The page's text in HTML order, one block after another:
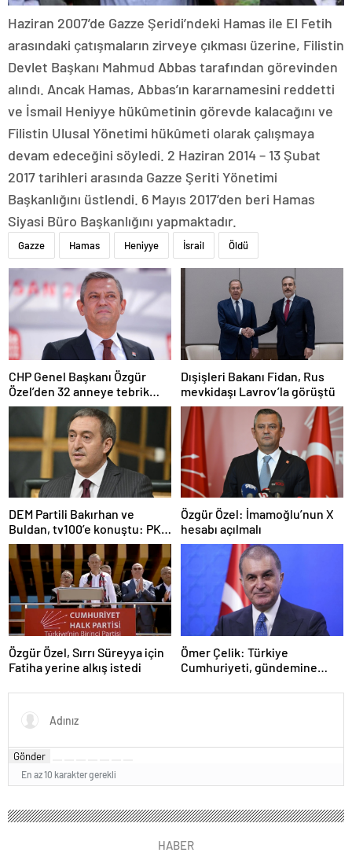
Haziran 2007’de Gazze Şeridi’ndeki Hamas ile El Fetih
arasındaki çatışmaların zirveye çıkması üzerine, Filistin
Devlet Başkanı Mahmud Abbas tarafından görevinden
alındı. Ancak Hamas, Abbas’ın kararnamesini reddetti
ve İsmail Heniyye hükûmetinin görevde kalacağını ve
Filistin Ulusal Yönetimi hükûmeti olarak çalışmaya
devam edeceğini söyledi. 2 Haziran 2014 – 13 Şubat
2017 tarihleri arasında Gazze Şeriti Yönetimi
Başkanlığını üstlendi. 6 Mayıs 2017’den beri Hamas
Siyasi Büro Başkanlığını yapmaktadır.
Gazze Hamas Heniyye İsrail Öldü
CHP Genel Başkanı Özgür
Özel’den 32 anneye tebrik
telefonu
Dışişleri Bakanı Fidan, Rus
mevkidaşı Lavrov’la görüştü
DEM Partili Bakırhan ve
Buldan, tv100’e konuştu: PKK
ne zaman kendini feshedecek
Özgür Özel: İmamoğlu’nun X
hesabı açılmalı
Özgür Özel, Sırrı Süreyya için
Fatiha yerine alkış istedi
Ömer Çelik: Türkiye
Cumhuriyeti, gündemine
Gönder
En az 10 karakter gerekli
HABER